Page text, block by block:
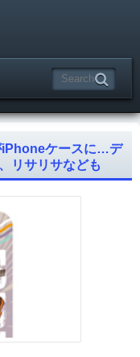
iPhoneケースに…デ
リサリサなども